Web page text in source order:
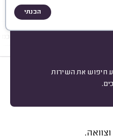
הבנתי
חיפוש את השירות